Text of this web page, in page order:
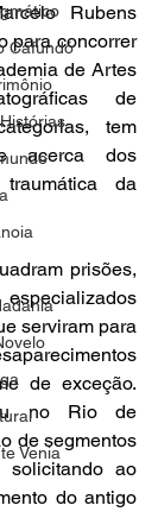
Cafundó
Venia
Rubens
para concorrer
de Artes
de
tem
acerca dos
da
prisões,
serviram para
de exceção.
no Rio de
de segmentos
solicitando ao
do antigo